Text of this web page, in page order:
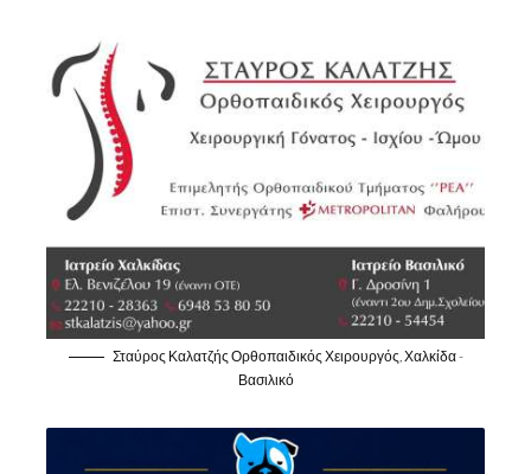
Σταύρος Καλατζής Ορθοπαιδικός Χειρουργός, Χαλκίδα -
Βασιλικό